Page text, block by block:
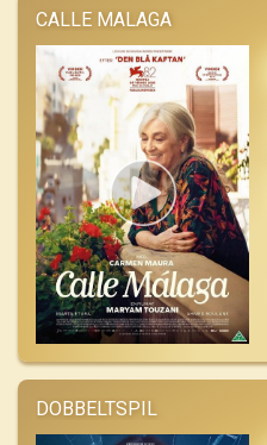
CALLE MALAGA
DOBBELTSPIL